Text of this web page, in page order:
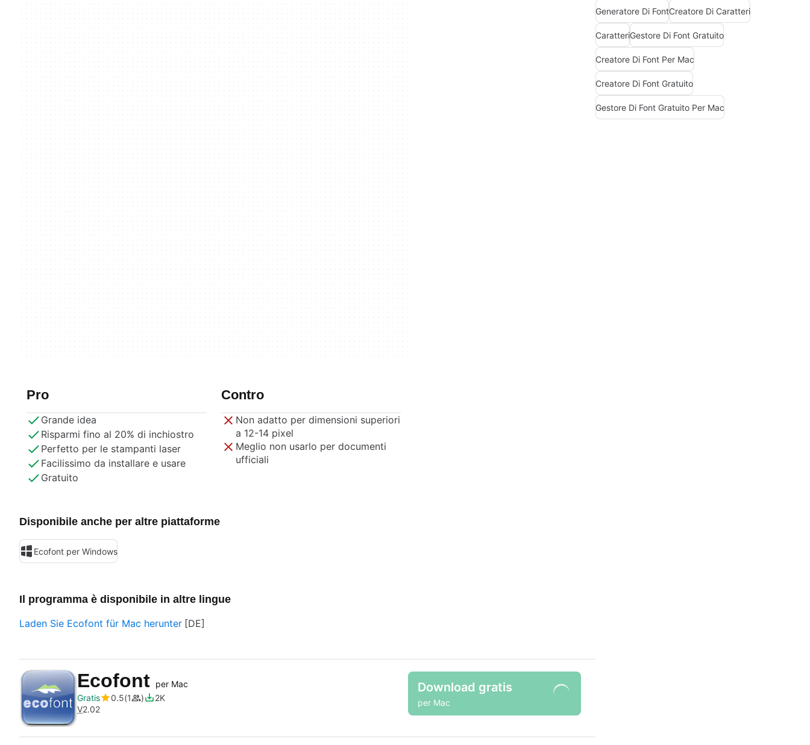
Pro
Grande idea
Risparmi fino al 20% di inchiostro
Perfetto per le stampanti laser
Facilissimo da installare e usare
Gratuito
Contro
Non adatto per dimensioni superiori
a 12-14 pixel
Meglio non usarlo per documenti
ufficiali
Disponibile anche per altre piattaforme
Ecofont per Windows
Il programma è disponibile in altre lingue
Laden Sie Ecofont für Mac herunter
Ecofont per Mac
Gratis
0.5 1
2K
V2.02
Download gratis
per Mac
Generatore Di FontCreatore Di Caratteri
CaratteriGestore Di Font Gratuito
Creatore Di Font Per Mac
Creatore Di Font Gratuito
Gestore Di Font Gratuito Per Mac